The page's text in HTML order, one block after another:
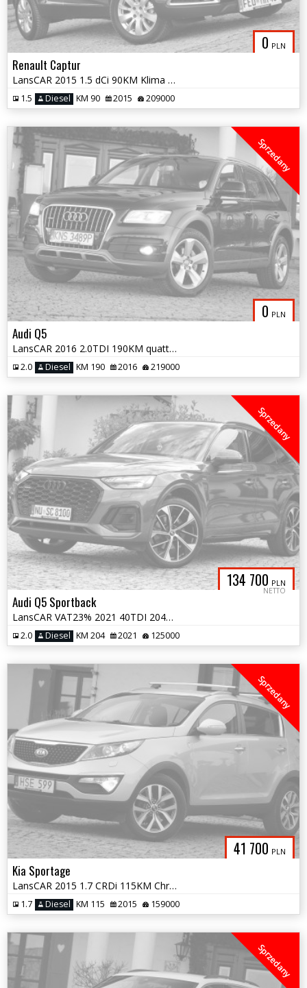
0 PLN
Renault Captur
LansCAR 2015 1.5 dCi 90KM Klima NaviGPS LED PDC Alu16''
1.5 Diesel KM 90 2015 209000
0 PLN
Sprzedany
Audi Q5
LansCAR 2016 2.0TDI 190KM quattro exclusive S Tronic SkóraChromLED PDC
2.0 Diesel KM 190 2016 219000
134 700 PLN
NETTO
Sprzedany
Audi Q5 Sportback
LansCAR VAT23% 2021 40TDI 204KM quattro SLineMatrixRadarNavKameraSkóra
2.0 Diesel KM 204 2021 125000
41 700 PLN
Sprzedany
Kia Sportage
LansCAR 2015 1.7 CRDi 115KM ChromXenonLED PDC Alu17''
1.7 Diesel KM 115 2015 159000
Sprzedany